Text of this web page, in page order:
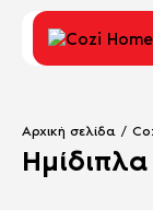
Αρχική σελίδα /